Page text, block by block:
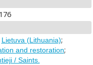
Lietuva (Lithuania);
and restoration;
/ Saints.